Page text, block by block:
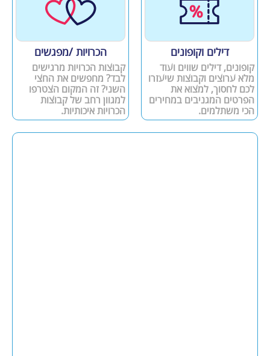
דילים וקופונים
קופונים, דילים שווים ועוד
מלא ערוצים וקבוצות שיעזרו
לכם לחסוך, למצוא את
הפרטים המגניבים במחירים
הכי משתלמים.
הכרויות /מפגשים
קבוצות הכרויות מרגישים
לבד? מחפשים את החצי
השני? זה המקום הצטרפו
למגוון רחב של קבוצות
הכרויות איכותיות.